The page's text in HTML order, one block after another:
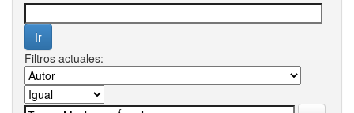
Filtros actuales: